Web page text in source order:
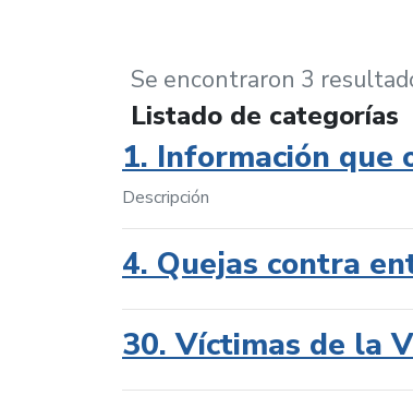
Se encontraron 3
Listado de categorías
1. Información que
Descripción
4. Quejas contra
30. Víctimas de la